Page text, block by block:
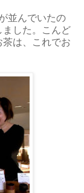
並んでいたの
ました。こんど
は、これでお